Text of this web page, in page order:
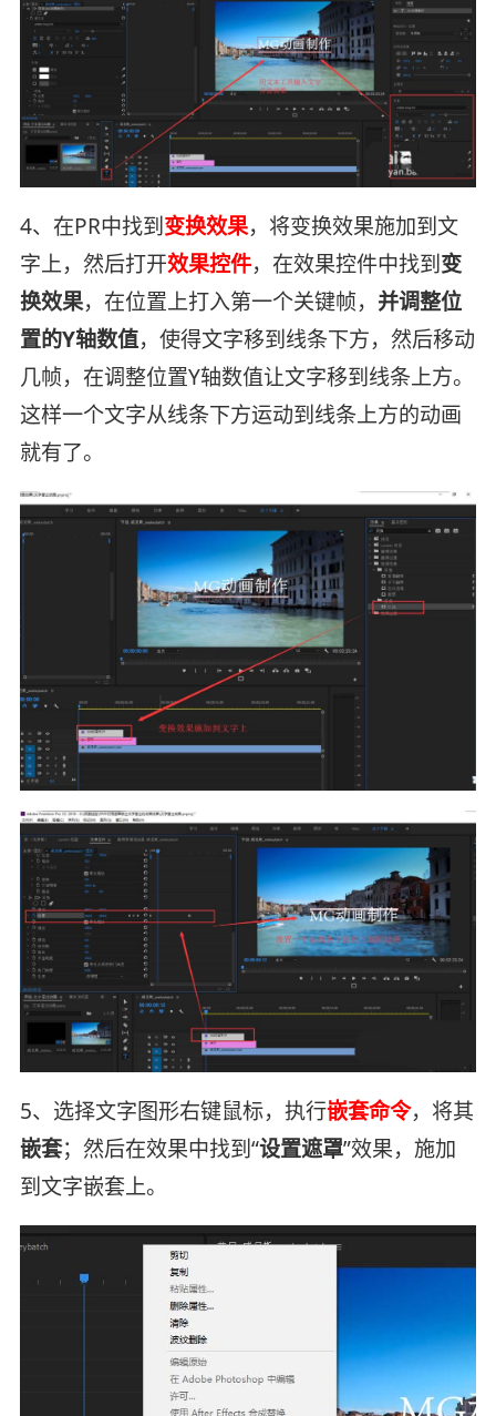
4、在PR中找到变换效果，将变换效果施加到文
字上，然后打开效果控件，在效果控件中找到变
换效果，在位置上打入第一个关键帧， 并调整位
置的Y轴数值，使得文字移到线条下方，然后移动
几帧，在调整位置Y轴数值让文字移到线条上方。
这样一个文字从线条下方运动到线条上方的动画
就有了。
5、选择文字图形右键鼠标，执行嵌套命令，将其
嵌套；然后在效果中找到“设置遮罩”效果，施加
到文字嵌套上。